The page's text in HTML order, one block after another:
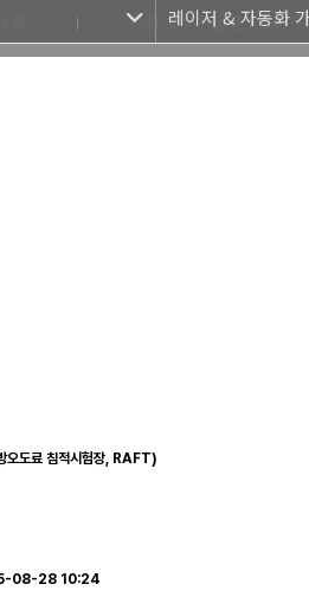
전력 & 통신선로 자재
레이저 & 자동화
오도료 침적시험장, RAFT)
08-28 10:24